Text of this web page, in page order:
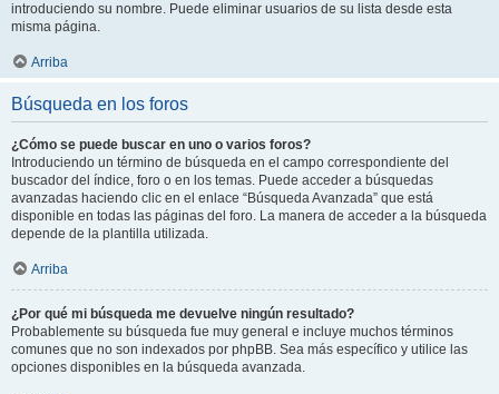
introduciendo su nombre. Puede eliminar usuarios de su lista desde esta
misma página.
Arriba
Búsqueda en los foros
¿Cómo se puede buscar en uno o varios foros?
Introduciendo un término de búsqueda en el campo correspondiente del
buscador del índice, foro o en los temas. Puede acceder a búsquedas
avanzadas haciendo clic en el enlace “Búsqueda Avanzada” que está
disponible en todas las páginas del foro. La manera de acceder a la búsqueda
depende de la plantilla utilizada.
Arriba
¿Por qué mi búsqueda me devuelve ningún resultado?
Probablemente su búsqueda fue muy general e incluye muchos términos
comunes que no son indexados por phpBB. Sea más específico y utilice las
opciones disponibles en la búsqueda avanzada.